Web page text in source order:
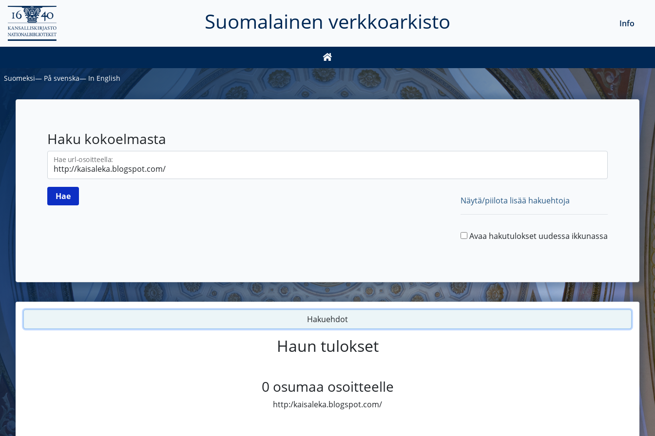
Suomalainen verkkoarkisto Info
Suomeksi― På svenska― In English
Haku kokoelmasta
Hae url-osoitteella:
Näytä/piilota lisää hakuehtoja
Avaa hakutulokset uudessa ikkunassa
Hakuehdot
Haun tulokset
0 osumaa osoitteelle
http:/kaisaleka.blogspot.com/